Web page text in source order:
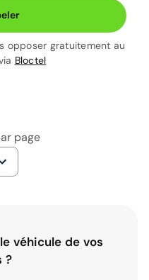
opposer gratuitement au
Bloctel
page
véhicule de vos
?